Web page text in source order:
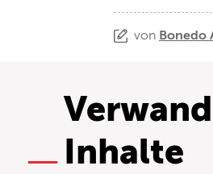
von Bonedo
Inhalte